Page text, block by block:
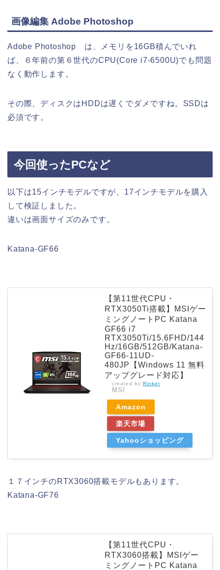
画像編集 Adobe Photoshop
Adobe Photoshop は、メモリを16GB積んでいれ
ば、６年前の第６世代のCPU(Core i7-6500U)でも問題
なく動作します。
その際、ディスクはHDDは遅くでダメですね。SSDは
必須です。
今回使ったPCなど
以下は15インチモデルですが、17インチモデルを購入
して検証しました。
違いは画面サイズのみです。
Katana-GF66
【第11世代CPU・
RTX3050Ti搭載】MSIゲー
ミングノートPC Katana
GF66 i7
RTX3050Ti/15.6FHD/144
Hz/16GB/512GB/Katana-
GF66-11UD-
480JP【Windows 11 無料
アップグレード対応】
created by Rinker
MSI
Amazon
楽天市場
Yahooショッピング
１７インチのRTX3060搭載モデルもあります。
Katana-GF76
【第11世代CPU・
RTX3060搭載】MSIゲー
ミングノートPC Katana